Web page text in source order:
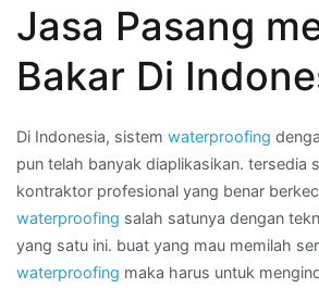
membran
bakar
Wilayah
SOLOK
Jasa Pasang
Bakar Di
Di Indonesia, sistem waterproofing
pun telah banyak diaplikasikan. tersedia
kontraktor profesional yang benar
waterproofing salah satunya dengan
yang satu ini. buat yang mau memilah
waterproofing maka harus untuk